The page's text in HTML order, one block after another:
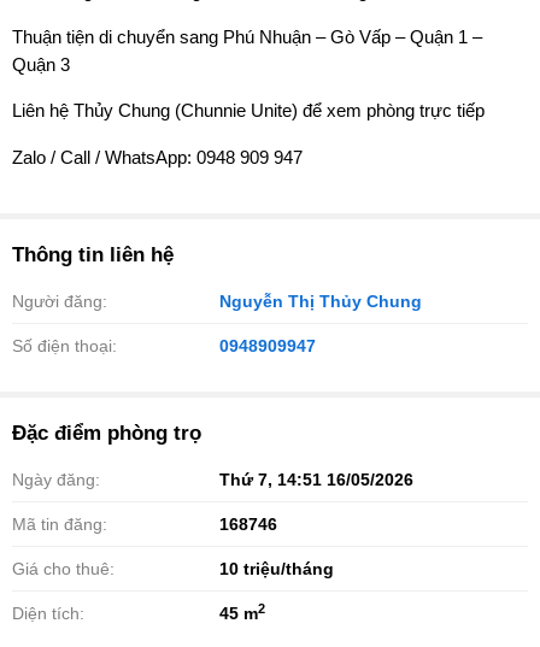
Thuận tiện di chuyển sang Phú Nhuận – Gò Vấp – Quận 1 –
Quận 3
Liên hệ Thủy Chung (Chunnie Unite) để xem phòng trực tiếp
Zalo / Call / WhatsApp: 0948 909 947
Thông tin liên hệ
Người đăng: Nguyễn Thị Thủy Chung
Số điện thoại: 0948909947
Đặc điểm phòng trọ
Ngày đăng: Thứ 7, 14:51 16/05/2026
Mã tin đăng: 168746
Giá cho thuê: 10 triệu/tháng
Diện tích: 45 m2